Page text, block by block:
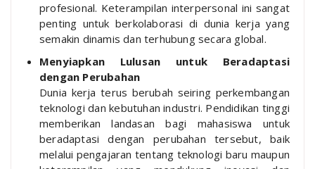
profesional. Keterampilan interpersonal ini sangat
penting untuk berkolaborasi di dunia kerja yang
semakin dinamis dan terhubung secara global.
Menyiapkan Lulusan untuk Beradaptasi
dengan Perubahan
Dunia kerja terus berubah seiring perkembangan
teknologi dan kebutuhan industri. Pendidikan tinggi
memberikan landasan bagi mahasiswa untuk
beradaptasi dengan perubahan tersebut, baik
melalui pengajaran tentang teknologi baru maupun